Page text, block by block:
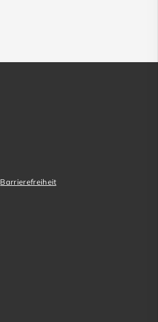
Barrierefreiheit